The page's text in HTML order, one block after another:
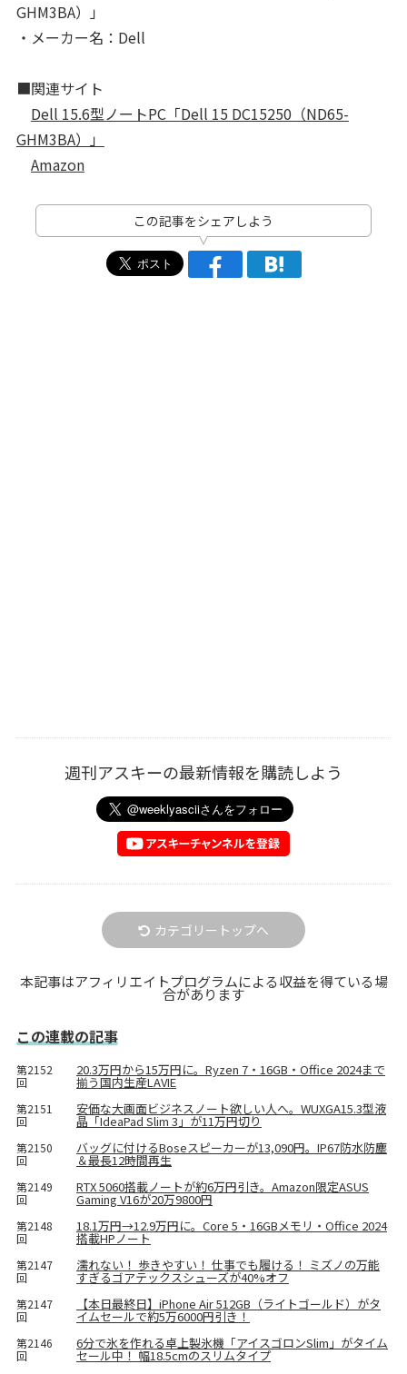
GHM3BA）」
・メーカー名：Dell
■関連サイト
Dell 15.6型ノートPC「Dell 15 DC15250（ND65-
GHM3BA）」
Amazon
この記事をシェアしよう
週刊アスキーの最新情報を購読しよう
カテゴリートップへ
本記事はアフィリエイトプログラムによる収益を得ている場
合があります
この連載の記事
第2152
回
20.3万円から15万円に。Ryzen 7・16GB・Office 2024まで
揃う国内生産LAVIE
第2151
回
安価な大画面ビジネスノート欲しい人へ。WUXGA15.3型液
晶「IdeaPad Slim 3」が11万円切り
第2150
回
バッグに付けるBoseスピーカーが13,090円。IP67防水防塵
＆最長12時間再生
第2149
回
RTX 5060搭載ノートが約6万円引き。Amazon限定ASUS
Gaming V16が20万9800円
第2148
回
18.1万円→12.9万円に。Core 5・16GBメモリ・Office 2024
搭載HPノート
第2147
回
濡れない！ 歩きやすい！ 仕事でも履ける！ ミズノの万能
すぎるゴアテックスシューズが40%オフ
第2147
回
【本日最終日】iPhone Air 512GB（ライトゴールド）がタ
イムセールで約5万6000円引き！
第2146
回
6分で氷を作れる卓上製氷機「アイスゴロンSlim」がタイム
セール中！ 幅18.5cmのスリムタイプ